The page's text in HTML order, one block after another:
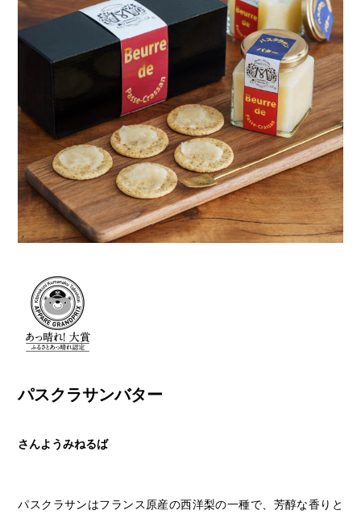
パスクラサンバター
さんようみねるば
パスクラサンはフランス原産の西洋梨の一種で、芳醇な香りと